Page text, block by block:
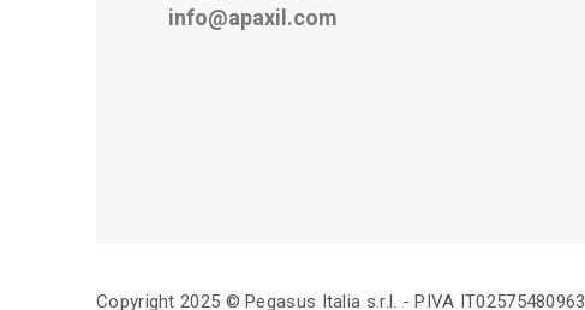
info@apaxil.com
Copyright 2025 © Pegasus Italia s.r.l. - PIVA IT02575480963